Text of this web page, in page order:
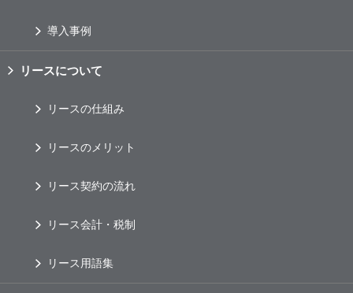
導入事例
リースについて
リースの仕組み
リースのメリット
リース契約の流れ
リース会計・税制
リース用語集